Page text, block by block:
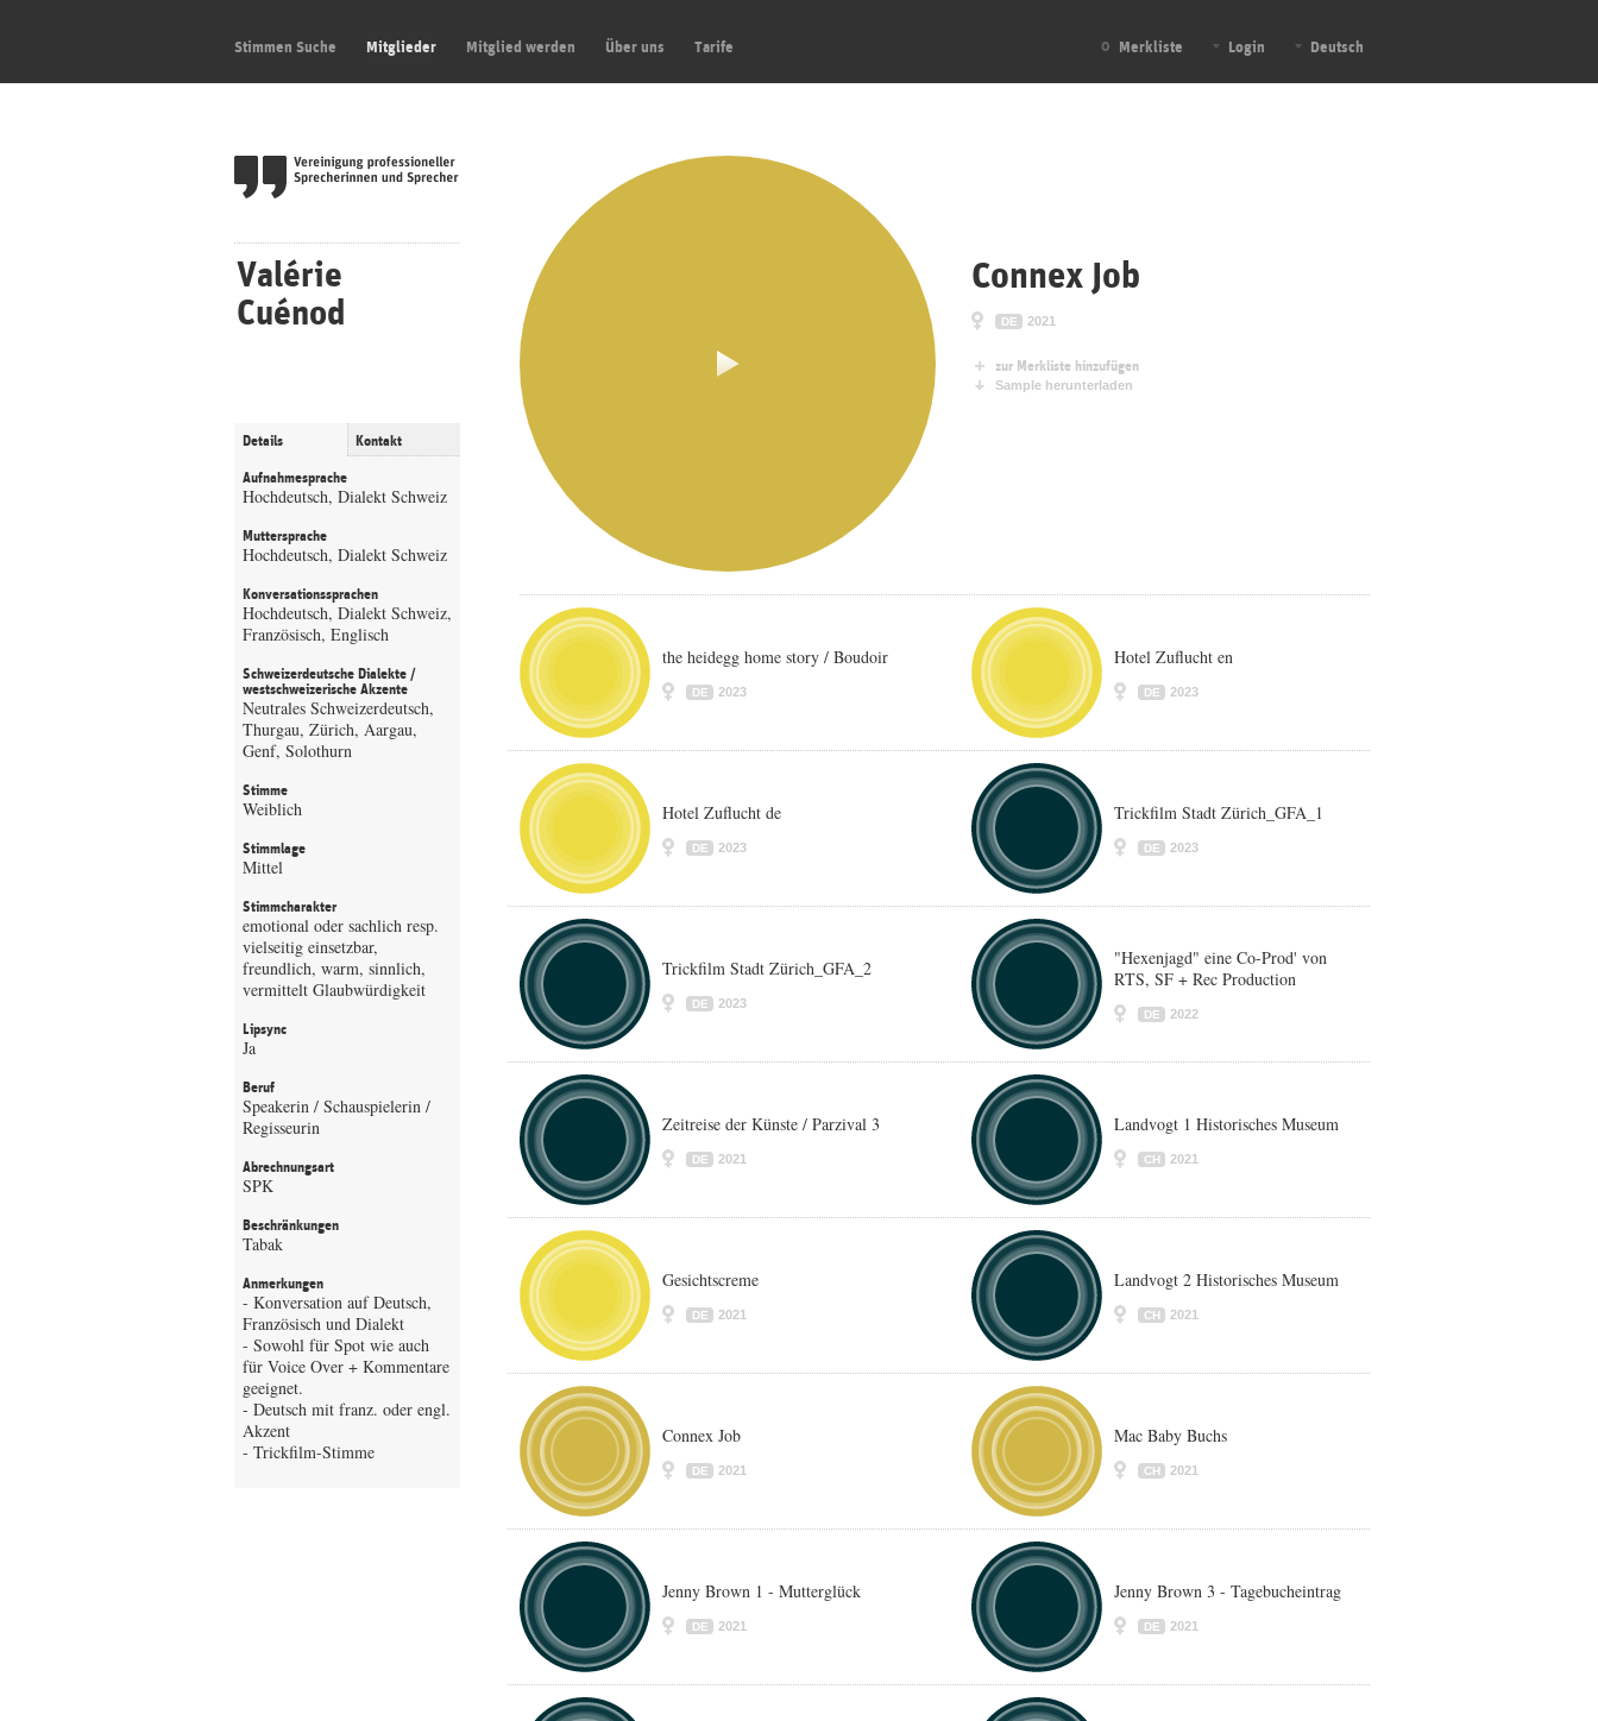
Stimmen Suche Mitglieder Mitglied werden Über uns Tarife 0 Merkliste Login Deutsch
Valérie
Cuénod
Details Kontakt
Aufnahmesprache
Hochdeutsch, Dialekt Schweiz
Muttersprache
Hochdeutsch, Dialekt Schweiz
Konversationssprachen
Hochdeutsch, Dialekt Schweiz,
Französisch, Englisch
Schweizerdeutsche Dialekte /
westschweizerische Akzente
Neutrales Schweizerdeutsch,
Thurgau, Zürich, Aargau,
Genf, Solothurn
Stimme
Weiblich
Stimmlage
Mittel
Stimmcharakter
emotional oder sachlich resp.
vielseitig einsetzbar,
freundlich, warm, sinnlich,
vermittelt Glaubwürdigkeit
Lipsync
Ja
Beruf
Speakerin / Schauspielerin /
Regisseurin
Abrechnungsart
SPK
Beschränkungen
Tabak
Anmerkungen
- Konversation auf Deutsch,
Französisch und Dialekt
- Sowohl für Spot wie auch
für Voice Over + Kommentare
geeignet.
- Deutsch mit franz. oder engl.
Akzent
- Trickfilm-Stimme
Connex Job
DE 2021
zur Merkliste hinzufügen
Sample herunterladen
the heidegg home story / Boudoir
DE 2023
Hotel Zuflucht en
DE 2023
Hotel Zuflucht de
DE 2023
Trickfilm Stadt Zürich_GFA_1
DE 2023
Trickfilm Stadt Zürich_GFA_2
DE 2023
"Hexenjagd" eine Co-Prod' von
RTS, SF + Rec Production
DE 2022
Zeitreise der Künste / Parzival 3
DE 2021
Landvogt 1 Historisches Museum
CH 2021
Gesichtscreme
DE 2021
Landvogt 2 Historisches Museum
CH 2021
Connex Job
DE 2021
Mac Baby Buchs
CH 2021
Jenny Brown 1 - Mutterglück
DE 2021
Jenny Brown 3 - Tagebucheintrag
DE 2021